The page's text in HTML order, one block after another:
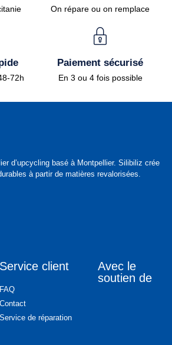
On répare ou on remplace
72h
Paiement sécurisé
En 3 ou 4 fois possible
d’upcycling basé à Montpellier. Silibiliz crée
à partir de matières revalorisées.
Service client
FAQ
Contact
Service de réparation
Avec le
soutien de